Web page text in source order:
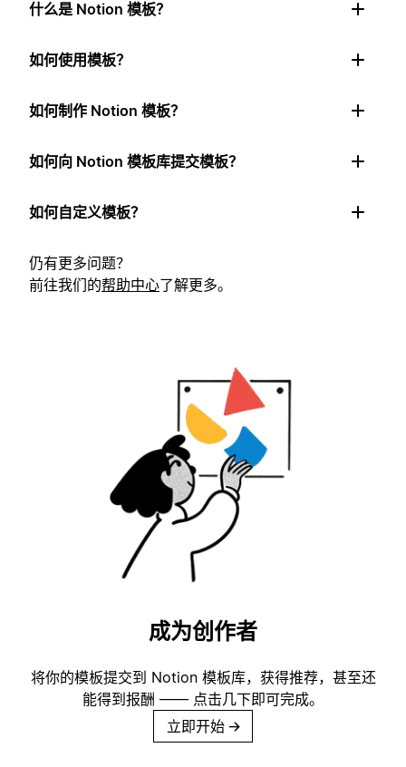
什么是 Notion 模板？
如何使用模板？
如何制作 Notion 模板？
如何向 Notion 模板库提交模板？
如何自定义模板？
仍有更多问题？
前往我们的帮助中心了解更多。
成为创作者
将你的模板提交到 Notion 模板库，获得推荐，甚至还
能得到报酬 —— 点击几下即可完成。
立即开始 →